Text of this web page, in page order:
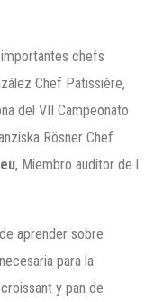
chefs
Chef Patissière,
del VII Campeonato
Rösner Chef
, Miembro auditor de l
aprender sobre
para la
y pan de